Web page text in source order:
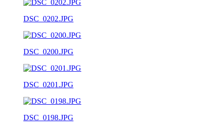
DSC_0202.JPG
DSC_0200.JPG
DSC_0201.JPG
DSC_0198.JPG